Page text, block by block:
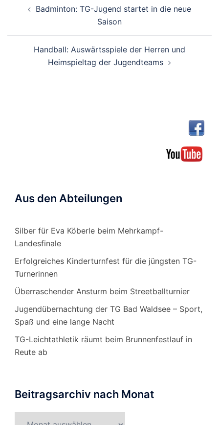
Badminton: TG-Jugend startet in die neue
Saison
Handball: Auswärtsspiele der Herren und
Heimspieltag der Jugendteams
Aus den Abteilungen
Silber für Eva Köberle beim Mehrkampf-
Landesfinale
Erfolgreiches Kinderturnfest für die jüngsten TG-
Turnerinnen
Überraschender Ansturm beim Streetballturnier
Jugendübernachtung der TG Bad Waldsee – Sport,
Spaß und eine lange Nacht
TG-Leichtathletik räumt beim Brunnenfestlauf in
Reute ab
Beitragsarchiv nach Monat